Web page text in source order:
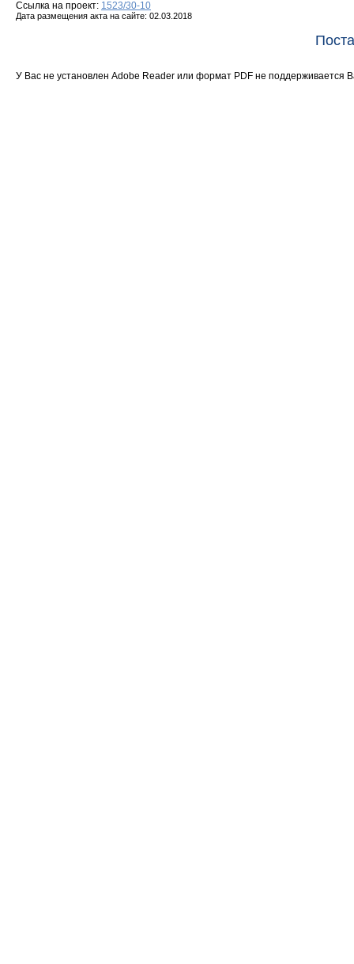
Ссылка на проект: 1523/30-10
Дата размещения акта на сайте: 02.03.2018
У Вас не установлен Adobe Reader или формат PDF не поддерживается